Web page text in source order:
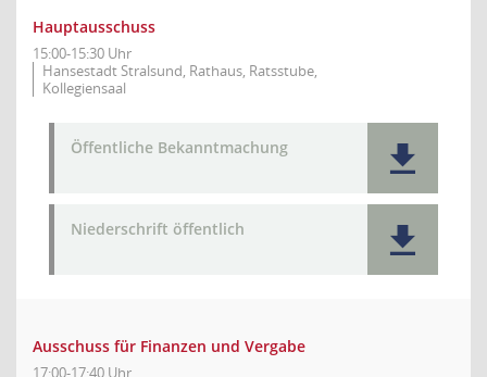
Hauptausschuss
15:00-15:30 Uhr
Hansestadt Stralsund, Rathaus, Ratsstube,
Kollegiensaal
Öffentliche Bekanntmachung
Niederschrift öffentlich
Ausschuss für Finanzen und Vergabe
17:00-17:40 Uhr